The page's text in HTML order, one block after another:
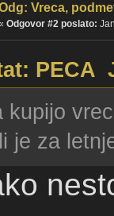
Vreca,
Odgovor #2 poslato:
PECA
kupijo
je za